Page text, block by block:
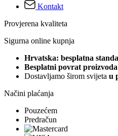
Kontakt
Provjerena kvaliteta
Sigurna online kupnja
Hrvatska: besplatna
Besplatni povrat proizvoda
Dostavljamo širom svijeta u
Načini plaćanja
Pouzećem
Predračun